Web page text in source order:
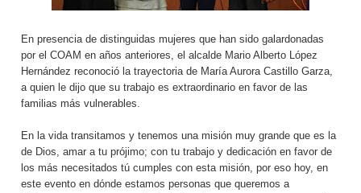
En presencia de distinguidas mujeres que han sido galardonadas
por el COAM en años anteriores, el alcalde Mario Alberto López
Hernández reconoció la trayectoria de María Aurora Castillo Garza,
a quien le dijo que su trabajo es extraordinario en favor de las
familias más vulnerables.
En la vida transitamos y tenemos una misión muy grande que es la
de Dios, amar a tu prójimo; con tu trabajo y dedicación en favor de
los más necesitados tú cumples con esta misión, por eso hoy, en
este evento en dónde estamos personas que queremos a